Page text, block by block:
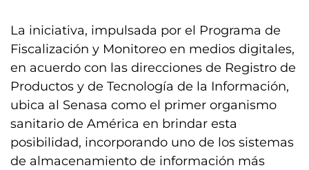
La iniciativa, impulsada por el Programa de
Fiscalización y Monitoreo en medios digitales,
en acuerdo con las direcciones de Registro de
Productos y de Tecnología de la Información,
ubica al Senasa como el primer organismo
sanitario de América en brindar esta
posibilidad, incorporando uno de los sistemas
de almacenamiento de información más